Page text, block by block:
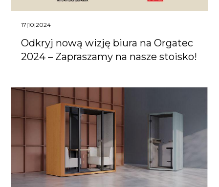
17|10|2024
Odkryj nową wizję biura na Orgatec
2024 – Zapraszamy na nasze stoisko!